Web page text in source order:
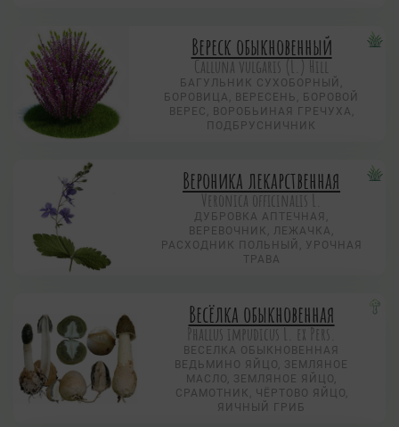
Вереск обыкновенный
Calluna vulgaris (L.) Hill
БАГУЛЬНИК СУХОБОРНЫЙ,
БОРОВИЦА, ВЕРЕСЕНЬ, БОРОВОЙ
ВЕРЕС, ВОРОБЬИНАЯ ГРЕЧУХА,
ПОДБРУСНИЧНИК
Вероника лекарственная
Veronica officinalis L.
ДУБРОВКА АПТЕЧНАЯ,
ВЕРЕВОЧНИК, ЛЕЖАЧКА,
РАСХОДНИК ПОЛЬНЫЙ, УРОЧНАЯ
ТРАВА
Весёлка обыкновенная
Phallus impudicus L. ex Pers.
ВЕСЕЛКА ОБЫКНОВЕННАЯ
ВЕДЬМИНО ЯЙЦО, ЗЕМЛЯНОЕ
МАСЛО, ЗЕМЛЯНОЕ ЯЙЦО,
СРАМОТНИК, ЧЁРТОВО ЯЙЦО,
ЯИЧНЫЙ ГРИБ